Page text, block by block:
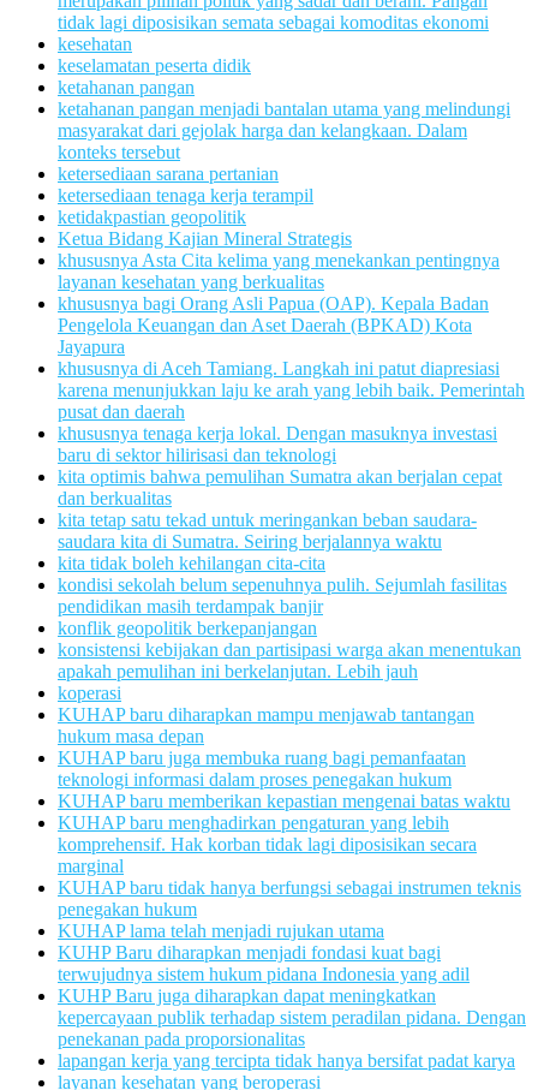
tidak lagi diposisikan semata sebagai komoditas ekonomi
kesehatan
keselamatan peserta didik
ketahanan pangan
ketahanan pangan menjadi bantalan utama yang melindungi
masyarakat dari gejolak harga dan kelangkaan. Dalam
konteks tersebut
ketersediaan sarana pertanian
ketersediaan tenaga kerja terampil
ketidakpastian geopolitik
Ketua Bidang Kajian Mineral Strategis
khususnya Asta Cita kelima yang menekankan pentingnya
layanan kesehatan yang berkualitas
khususnya bagi Orang Asli Papua (OAP). Kepala Badan
Pengelola Keuangan dan Aset Daerah (BPKAD) Kota
Jayapura
khususnya di Aceh Tamiang. Langkah ini patut diapresiasi
karena menunjukkan laju ke arah yang lebih baik. Pemerintah
pusat dan daerah
khususnya tenaga kerja lokal. Dengan masuknya investasi
baru di sektor hilirisasi dan teknologi
kita optimis bahwa pemulihan Sumatra akan berjalan cepat
dan berkualitas
kita tetap satu tekad untuk meringankan beban saudara-
saudara kita di Sumatra. Seiring berjalannya waktu
kita tidak boleh kehilangan cita-cita
kondisi sekolah belum sepenuhnya pulih. Sejumlah fasilitas
pendidikan masih terdampak banjir
konflik geopolitik berkepanjangan
konsistensi kebijakan dan partisipasi warga akan menentukan
apakah pemulihan ini berkelanjutan. Lebih jauh
koperasi
KUHAP baru diharapkan mampu menjawab tantangan
hukum masa depan
KUHAP baru juga membuka ruang bagi pemanfaatan
teknologi informasi dalam proses penegakan hukum
KUHAP baru memberikan kepastian mengenai batas waktu
KUHAP baru menghadirkan pengaturan yang lebih
komprehensif. Hak korban tidak lagi diposisikan secara
marginal
KUHAP baru tidak hanya berfungsi sebagai instrumen teknis
penegakan hukum
KUHAP lama telah menjadi rujukan utama
KUHP Baru diharapkan menjadi fondasi kuat bagi
terwujudnya sistem hukum pidana Indonesia yang adil
KUHP Baru juga diharapkan dapat meningkatkan
kepercayaan publik terhadap sistem peradilan pidana. Dengan
penekanan pada proporsionalitas
lapangan kerja yang tercipta tidak hanya bersifat padat karya
layanan kesehatan yang beroperasi